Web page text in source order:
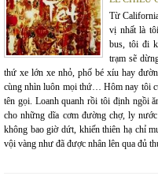
Từ
vị nhất là
bus, tôi đi
trạm sẽ
thứ xe lớn xe nhỏ, phố bé xíu hay
cùng nhìn luôn mọi thứ… Hôm nay tôi
tên gọi. Loanh quanh rồi tôi định ngồi
cho những dĩa cơm đường chợ, ly
không bao giờ dứt, khiến thiên hạ chỉ
vội vàng như đã được nhân lên qua đủ